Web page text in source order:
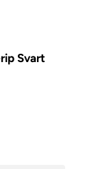
Svart